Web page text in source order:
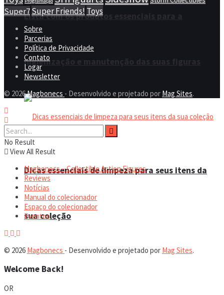
Lista com os produtos essenciais para a
higienização e manutenção das suas figuras
Dicas essenciais de limpeza para seus itens da
sua coleção
Espaço do colecionador
Super7Super Friends! Toys
Sobre
Parcerias
Política de Privacidade
Contato
Logar
Newsletter
© 2026Magbonecs - Desenvolvido e projetado por Mag Sites.
No Result
View All Result
Magbonecs – Collectible Action Figures
Reviews
Notícias
Manual do colecionador
Espaço do colecionador
Eventos
© 2026 Magbonecs - Desenvolvido e projetado por Mag Sites.
Welcome Back!
OR